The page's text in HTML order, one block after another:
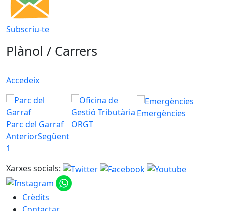
Subscriu-te
Plànol / Carrers
Accedeix
Parc del Garraf ORGT
Emergències
AnteriorSegüent
1
Xarxes socials:
Crèdits